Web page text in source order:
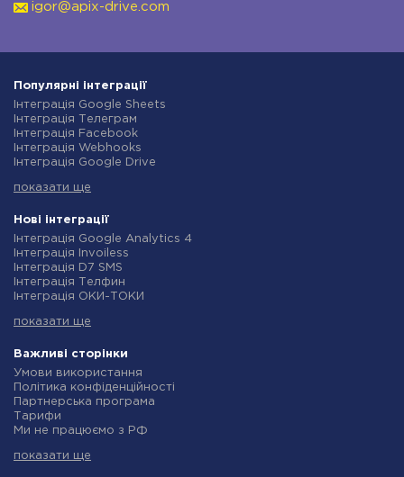
igor@apix-drive.com
Популярні інтеграції
Інтеграція Google Sheets
Інтеграція Телеграм
Інтеграція Facebook
Інтеграція Webhooks
Інтеграція Google Drive
Інтеграція Gmail
Інтеграція Rozetka
Інтеграція OpenAI (ChatGPT)
Інтеграція Binotel
Інтеграція Prom
Інтеграція Приват24
Інтеграція OLX
Інтеграція SendPulse
Інтеграція Stream Telecom
Інтеграція Google Analytics
Інтеграція Creatio
Інтеграція Ringostat
Інтеграція Google Calendar
Інтеграція Airtable
показати ще
Нові інтеграції
Інтеграція Google Analytics 4
Інтеграція Invoiless
Інтеграція D7 SMS
Інтеграція Телфин
Інтеграція ОКИ-ТОКИ
Інтеграція Microsoft Dynamics 365
Інтеграція TxtSync
Інтеграція Wire2Air
Інтеграція Corezoid
Інтеграція Infobip
Інтеграція Instasent
Інтеграція AtomPark
Інтеграція Campaign Monitor
показати ще
Важливі сторінки
Умови використання
Політика конфіденційності
Партнерська програма
Тарифи
Ми не працюємо з РФ
Індивідуальна розробка
показати ще